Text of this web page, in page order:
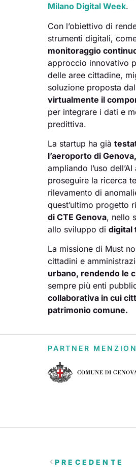
Milano Digital Week.
Con l’obiettivo di
strumenti digitali,
monitoraggio
approccio innovativo
delle aree cittadine,
soluzione proposta
virtualmente il
per integrare i dati e
predittiva.
La startup ha già
l’aeroporto di
ampliando l’uso
proseguire la ricerca
rilevamento di
quest’ultimo progetto
di CTE Genova, nello
allo sviluppo didigital
La missione di Must
cittadini e
urbano, rendendo le
sempre più enti
collaborativa in cui
patrimonio comune.
PARTNER
PRECEDENTE